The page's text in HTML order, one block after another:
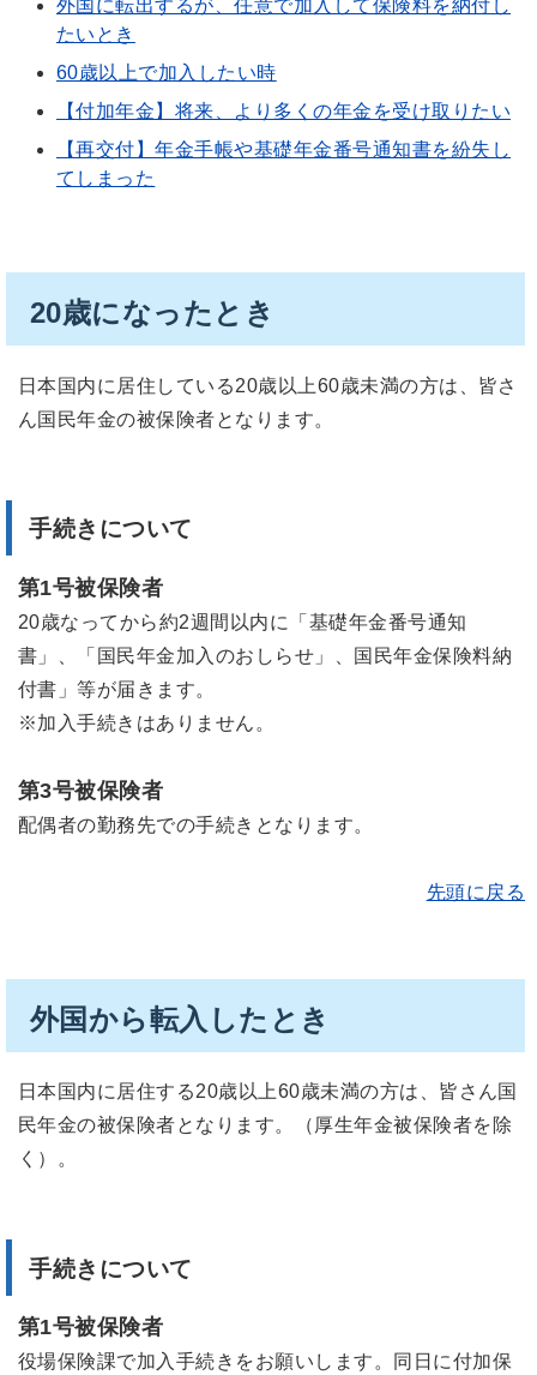
外国に転出するが、任意で加入して保険料を納付し
たいとき
60歳以上で加入したい時
【付加年金】将来、より多くの年金を受け取りたい
【再交付】年金手帳や基礎年金番号通知書を紛失し
てしまった
20歳になったとき
日本国内に居住している20歳以上60歳未満の方は、皆さ
ん国民年金の被保険者となります。
手続きについて
第1号被保険者
20歳なってから約2週間以内に「基礎年金番号通知
書」、「国民年金加入のおしらせ」、国民年金保険料納
付書」等が届きます。
※加入手続きはありません。
第3号被保険者
配偶者の勤務先での手続きとなります。
先頭に戻る
外国から転入したとき
日本国内に居住する20歳以上60歳未満の方は、皆さん国
民年金の被保険者となります。（厚生年金被保険者を除
く）。
手続きについて
第1号被保険者
役場保険課で加入手続きをお願いします。同日に付加保